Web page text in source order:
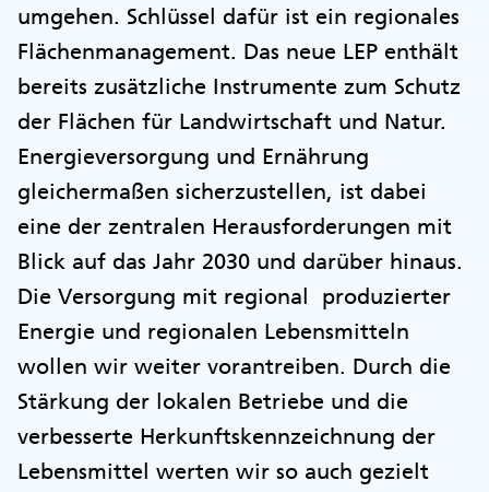
umgehen. Schlüssel dafür ist ein regionales
Flächenmanagement. Das neue LEP enthält
bereits zusätzliche Instrumente zum Schutz
der Flächen für Landwirtschaft und Natur.
Energieversorgung und Ernährung
gleichermaßen sicherzustellen, ist dabei
eine der zentralen Herausforderungen mit
Blick auf das Jahr 2030 und darüber hinaus.
Die Versorgung mit regional produzierter
Energie und regionalen Lebensmitteln
wollen wir weiter vorantreiben. Durch die
Stärkung der lokalen Betriebe und die
verbesserte Herkunftskennzeichnung der
Lebensmittel werten wir so auch gezielt